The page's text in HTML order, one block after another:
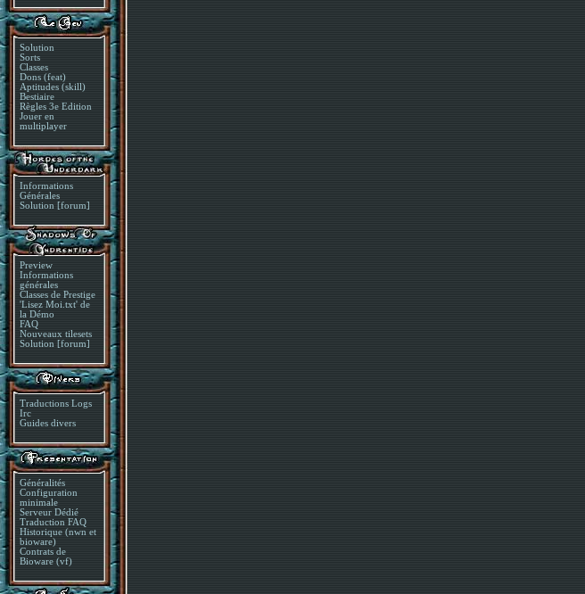
Solution
Sorts
Classes
Dons (feat)
Aptitudes (skill)
Bestiaire
Règles 3e Edition
Jouer en
multiplayer
Informations
Générales
Solution [forum]
Preview
Informations
générales
Classes de Prestige
'Lisez Moi.txt' de
la Démo
FAQ
Nouveaux tilesets
Solution [forum]
Traductions Logs
Irc
Guides divers
Généralités
Configuration
minimale
Serveur Dédié
Traduction FAQ
Historique (nwn et
bioware)
Contrats de
Bioware (vf)